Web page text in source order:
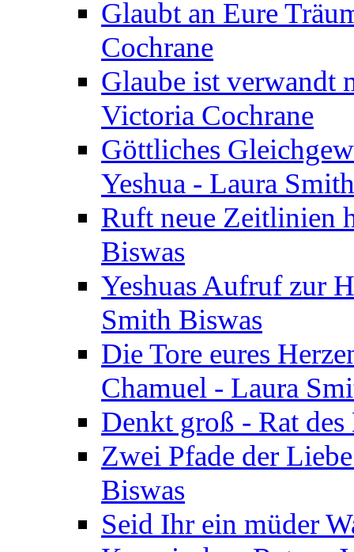
Glaubt an Eure
Cochrane
Glaube ist verwandt
Victoria Cochrane
Göttliches
Yeshua - Laura
Ruft neue Zeitlinien
Biswas
Yeshuas Aufruf zur
Smith Biswas
Die Tore eures
Chamuel - Laura
Denkt groß - Rat
Zwei Pfade der
Biswas
Seid Ihr ein müder